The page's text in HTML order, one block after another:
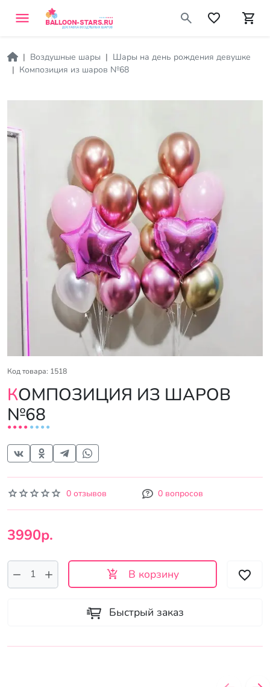
Воздушные шары
Шары на день рождения девушке
Композиция из шаров №68
Код товара: 1518
КОМПОЗИЦИЯ ИЗ ШАРОВ
№68
0 отзывов 0 вопросов
3990р.
В корзину
Быстрый заказ